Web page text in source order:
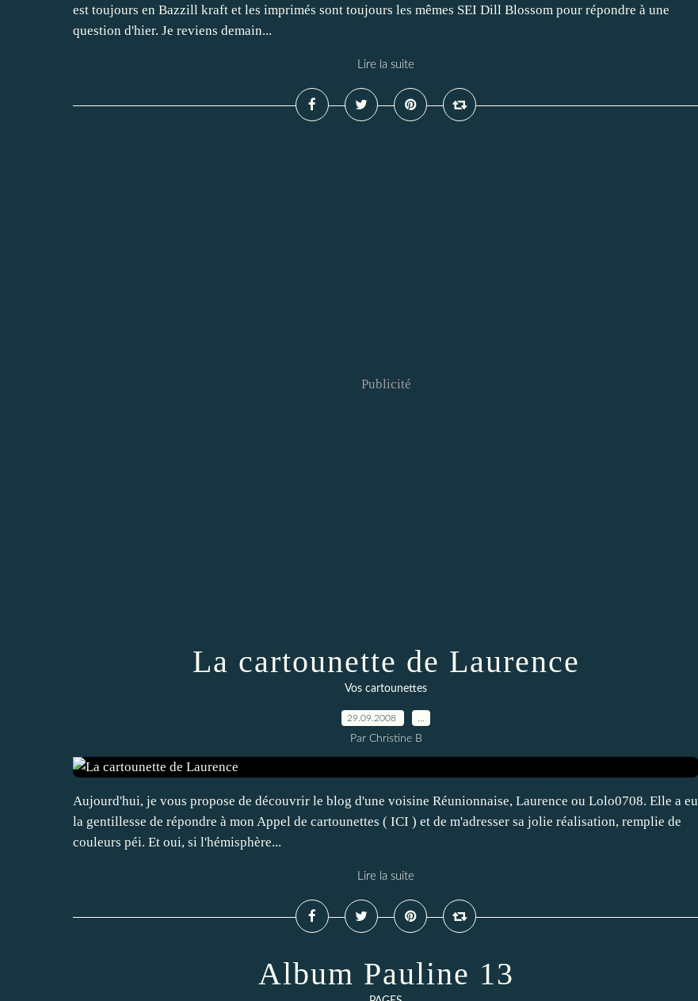
est toujours en Bazzill kraft et les imprimés sont toujours les mêmes SEI Dill Blossom pour répondre à une
question d'hier. Je reviens demain...
Lire la suite
Publicité
La cartounette de Laurence
Vos cartounettes
29.09.2008
Par Christine B
Aujourd'hui, je vous propose de découvrir le blog d'une voisine Réunionnaise, Laurence ou Lolo0708. Elle a eu
la gentillesse de répondre à mon Appel de cartounettes ( ICI ) et de m'adresser sa jolie réalisation, remplie de
couleurs péi. Et oui, si l'hémisphère...
Lire la suite
Album Pauline 13